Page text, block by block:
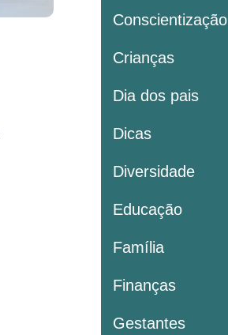
Conscientização
Crianças
Dia dos pais
Dicas
Diversidade
Educação
Família
Finanças
Gestantes